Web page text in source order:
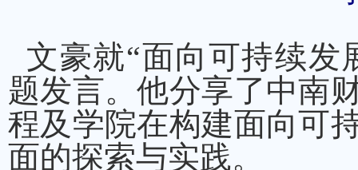
文豪就“面向可持续发
题发言。他分享了中南
程及学院在构建面向可
面的探索与实践。